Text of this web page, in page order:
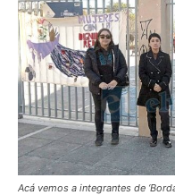
Acá vemos a integrantes de